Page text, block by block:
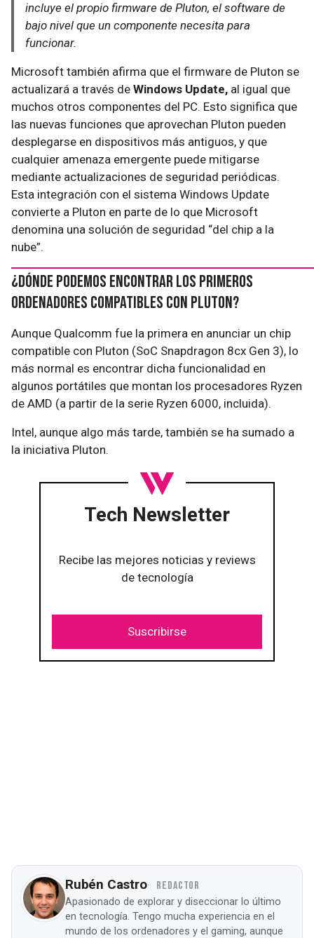
incluye el propio firmware de Pluton, el software de
bajo nivel que un componente necesita para
funcionar.
Microsoft también afirma que el firmware de Pluton se
actualizará a través de Windows Update, al igual que
muchos otros componentes del PC. Esto significa que
las nuevas funciones que aprovechan Pluton pueden
desplegarse en dispositivos más antiguos, y que
cualquier amenaza emergente puede mitigarse
mediante actualizaciones de seguridad periódicas.
Esta integración con el sistema Windows Update
convierte a Pluton en parte de lo que Microsoft
denomina una solución de seguridad “del chip a la
nube”.
¿Dónde podemos encontrar los primeros
ordenadores compatibles con Pluton?
Aunque Qualcomm fue la primera en anunciar un chip
compatible con Pluton (SoC Snapdragon 8cx Gen 3), lo
más normal es encontrar dicha funcionalidad en
algunos portátiles que montan los procesadores Ryzen
de AMD (a partir de la serie Ryzen 6000, incluida).
Intel, aunque algo más tarde, también se ha sumado a
la iniciativa Pluton.
Tech Newsletter
Recibe las mejores noticias y reviews
de tecnología
Suscribirse
Rubén Castro REDACTOR
Apasionado de explorar y diseccionar lo último
en tecnología. Tengo mucha experiencia en el
mundo de los ordenadores y el gaming, aunque